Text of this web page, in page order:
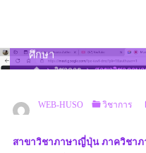
ศึกษา
HOMEวิชาการ
สาขาวิชาภาษ
WEB-HUSO วิชาการ
สาขาวิชาภาษาญี่ปุ่น ภาควิชา